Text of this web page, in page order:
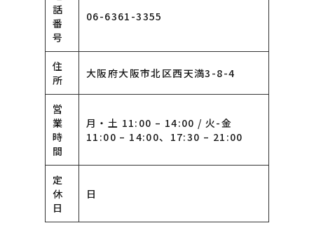
話
番
号
06-6361-3355
住
所
大阪府大阪市北区西天満3-8-4
営
業
時
間
月・土 11:00 – 14:00 / 火-金
11:00 – 14:00、17:30 – 21:00
定
休
日
日